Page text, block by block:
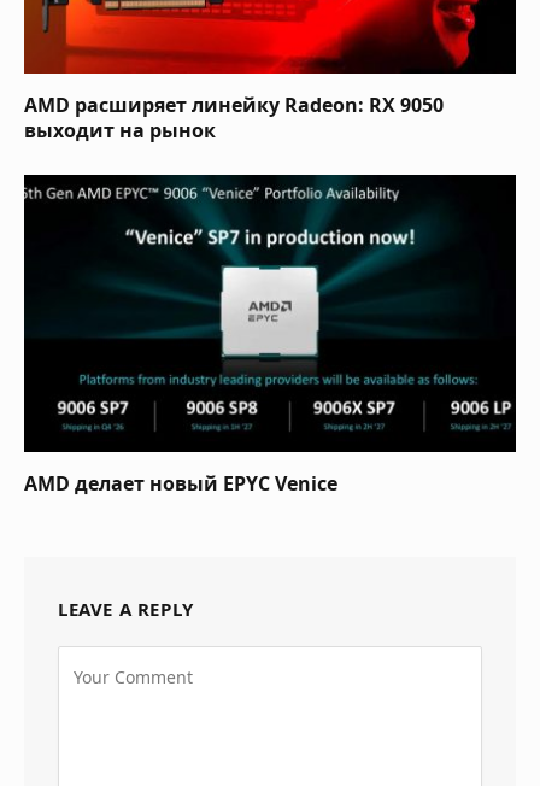
AMD расширяет линейку Radeon: RX 9050
выходит на рынок
AMD делает новый EPYC Venice
LEAVE A REPLY